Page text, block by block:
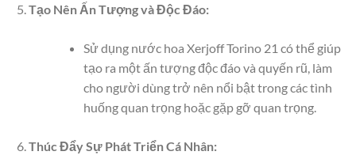
Tạo Nên Ấn Tượng và Độc Đáo:
Sử dụng nước hoa Xerjoff Torino 21 có thể giúp
tạo ra một ấn tượng độc đáo và quyến rũ, làm
cho người dùng trở nên nổi bật trong các tình
huống quan trọng hoặc gặp gỡ quan trọng.
Thúc Đẩy Sự Phát Triển Cá Nhân: